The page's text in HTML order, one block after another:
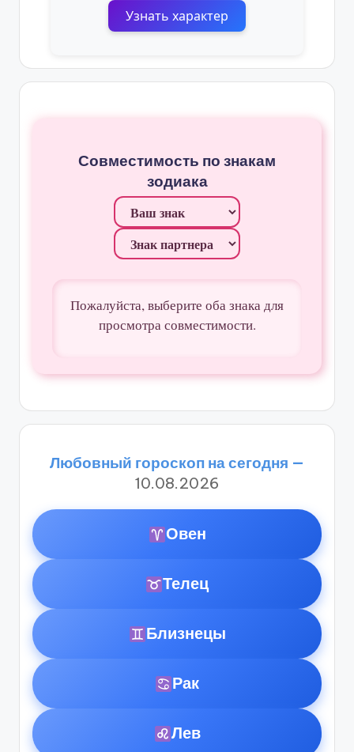
Узнать характер
Совместимость по знакам
зодиака
Пожалуйста, выберите оба знака для
просмотра совместимости.
Любовный гороскоп на сегодня —
10.08.2026
Овен
Телец
Близнецы
Рак
Лев